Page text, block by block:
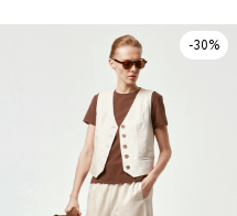
-30%